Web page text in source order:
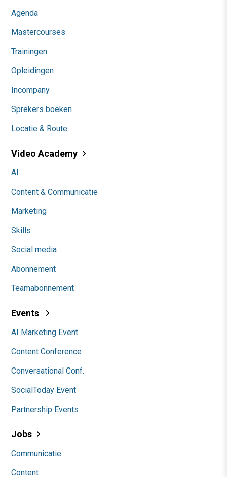
Agenda
Mastercourses
Trainingen
Opleidingen
Incompany
Sprekers boeken
Locatie & Route
Video Academy
AI
Content & Communicatie
Marketing
Skills
Social media
Abonnement
Teamabonnement
Events
AI Marketing Event
Content Conference
Conversational Conf.
SocialToday Event
Partnership Events
Jobs
Communicatie
Content